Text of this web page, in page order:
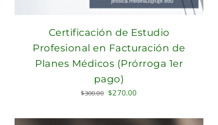
Certificación de Estudio
Profesional en Facturación de
Planes Médicos (Prórroga 1er
pago)
$300.00 Original
was:
$270.00
is: